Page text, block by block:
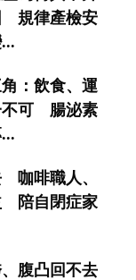
規律產檢安
：飲食、運
不可 腸泌素
咖啡職人、
陪自閉症家
腹凸回不去